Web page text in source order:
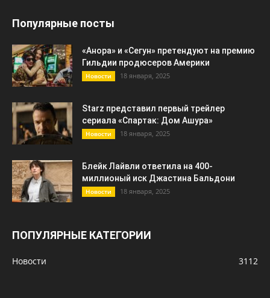
Популярные посты
«Анора» и «Сегун» претендуют на премию
Гильдии продюсеров Америки
Новости 18 января, 2025
Starz представил первый трейлер
сериала «Спартак: Дом Ашура»
Новости 18 января, 2025
Блейк Лайвли ответила на 400-
миллионый иск Джастина Бальдони
Новости 18 января, 2025
ПОПУЛЯРНЫЕ КАТЕГОРИИ
Новости 3112